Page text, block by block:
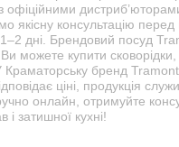
якісну консультацію
дні. Брендовий посуд
можете купити сковорідки,
бренд
ціні, продукція
онлайн, отримуйте
затишної кухні!